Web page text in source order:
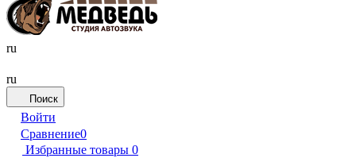
ru
ru
Поиск
Войти
Сравнение0
Избранные товары 0